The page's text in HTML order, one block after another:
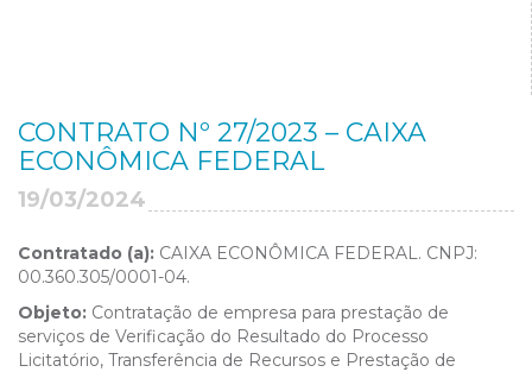
CONTRATO Nº 27/2023 – CAIXA
ECONÔMICA FEDERAL
19/03/2024
Contratado (a): CAIXA ECONÔMICA FEDERAL. CNPJ:
00.360.305/0001-04.
Objeto: Contratação de empresa para prestação de
serviços de Verificação do Resultado do Processo
Licitatório, Transferência de Recursos e Prestação de